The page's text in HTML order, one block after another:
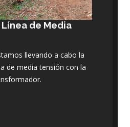
de Media
llevando a cabo la
de media tensión con la